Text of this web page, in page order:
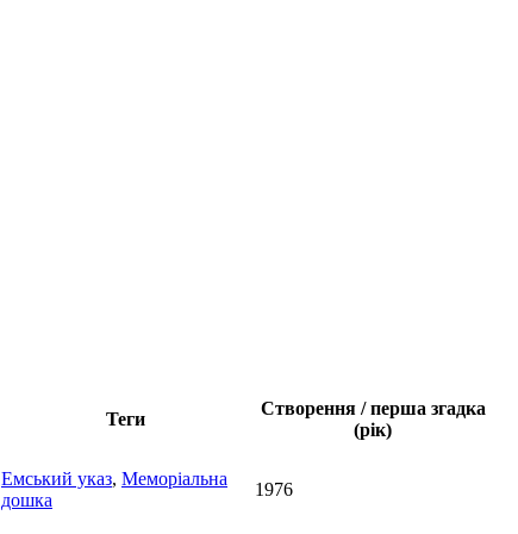
Теги
Створення / перша згадка
(рік)
Емський указ, Меморіальна
дошка
1976